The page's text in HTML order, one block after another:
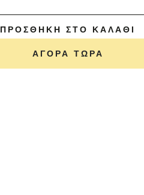
ΠΡΟΣΘΉΚΗ ΣΤΟ ΚΑΛΆΘΙ
ΑΓΟΡΆ ΤΏΡΑ